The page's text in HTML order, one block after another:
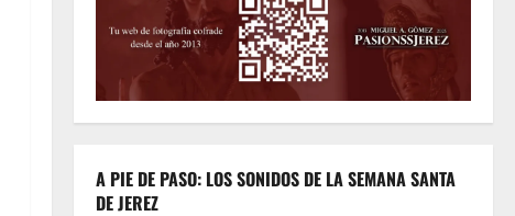
A PIE DE PASO: LOS SONIDOS DE LA SEMANA SANTA
DE JEREZ